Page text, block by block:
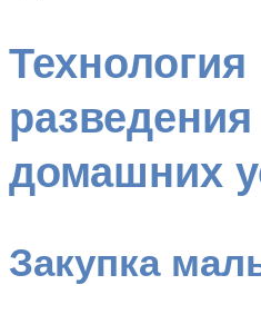
Технология
домашних
Закупка